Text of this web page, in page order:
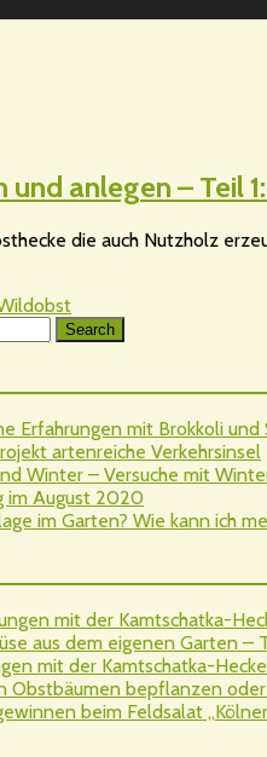
anlegen – Teil
die auch Nutzholz
Search
Erfahrungen mit Brokkoli und
artenreiche Verkehrsinsel
Winter – Versuche mit
im August 2020
im Garten? Wie kann ich
mit der Kamtschatka-
aus dem eigenen Garten –
mit der Kamtschatka-
Obstbäumen bepflanzen
beim Feldsalat